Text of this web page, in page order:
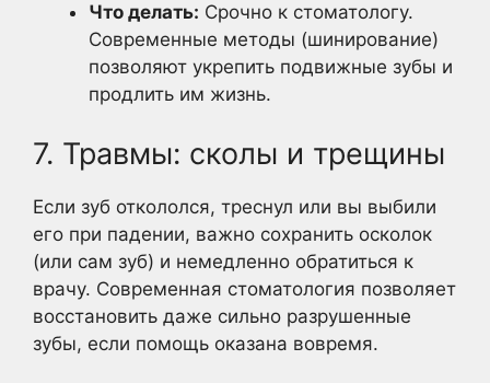
Что делать: Срочно к стоматологу.
Современные методы (шинирование)
позволяют укрепить подвижные зубы и
продлить им жизнь.
7. Травмы: сколы и трещины
Если зуб откололся, треснул или вы выбили
его при падении, важно сохранить осколок
(или сам зуб) и немедленно обратиться к
врачу. Современная стоматология позволяет
восстановить даже сильно разрушенные
зубы, если помощь оказана вовремя.